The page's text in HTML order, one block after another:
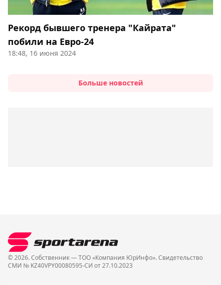
Рекорд бывшего тренера "Кайрата"
побили на Евро-24
18:48, 16 июня 2024
Больше новостей
© 2026. Собственник — ТОО «Компания ЮрИнфо». Cвидетельство
СМИ № KZ40VPY00080595-СИ от 27.10.2023